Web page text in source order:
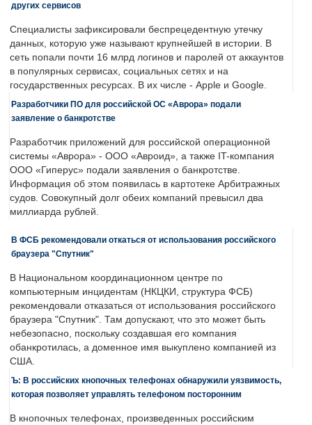
других сервисов
Специалисты зафиксировали беспрецедентную утечку
данных, которую уже называют крупнейшей в истории. В
сеть попали почти 16 млрд логинов и паролей от аккаунтов
в популярных сервисах, социальных сетях и на
государственных ресурсах. В их числе - Apple и Google.
Разработчики ПО для российской ОС «Аврора» подали
заявление о банкротстве
Разработчик приложений для российской операционной
системы «Аврора» - ООО «Авроид», а также IT-компания
ООО «Гиперус» подали заявления о банкротстве.
Информация об этом появилась в картотеке Арбитражных
судов. Совокупный долг обеих компаний превысил два
миллиарда рублей.
В ФСБ рекомендовали откаться от использования российского
браузера "Спутник"
В Национальном координационном центре по
компьютерным инцидентам (НКЦКИ, структура ФСБ)
рекомендовали отказаться от использования российского
браузера "Спутник". Там допускают, что это может быть
небезопасно, поскольку создавшая его компания
обанкротилась, а доменное имя выкуплено компанией из
США.
Ъ: В российских кнопочных телефонах обнаружили уязвимость,
которая позволяет управлять телефоном посторонним
В кнопочных телефонах, произведенных российским